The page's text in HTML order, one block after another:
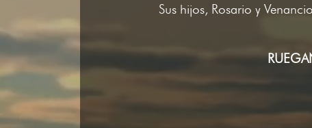
Sus hijos, Rosario y